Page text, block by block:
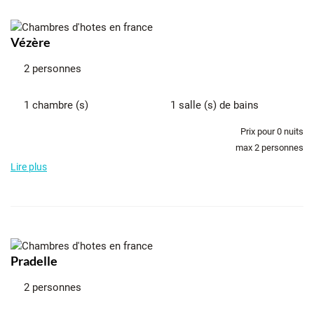
Vézère
2 personnes
1 chambre (s) 1 salle (s) de bains
Prix pour0 nuits
max 2 personnes
Lire plus
Pradelle
2 personnes